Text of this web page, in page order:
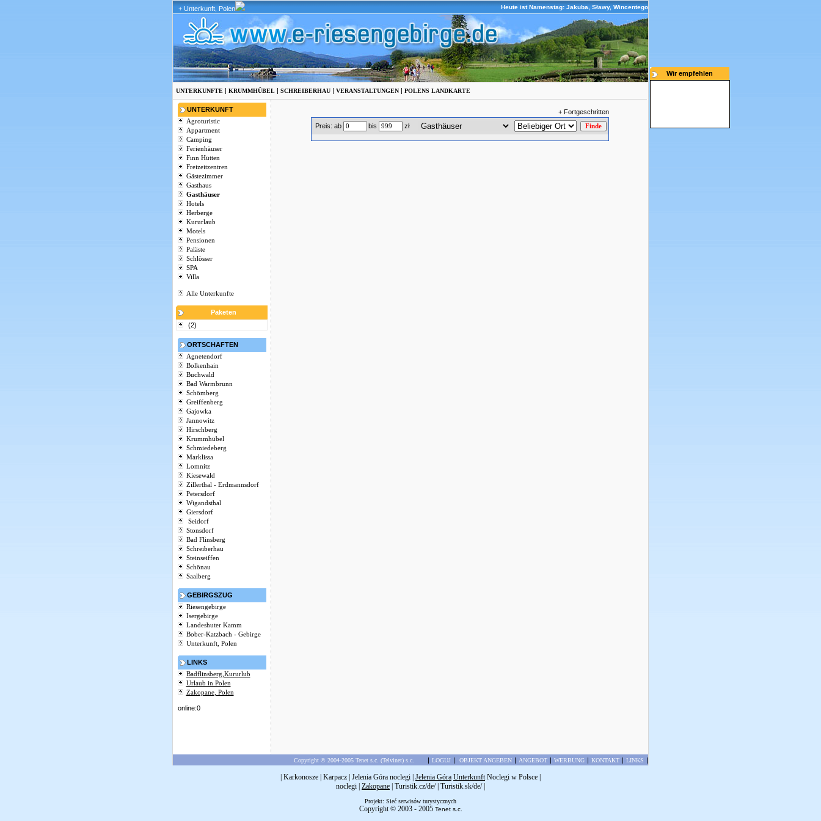
+ Unterkunft, Polen Heute ist Namenstag: Jakuba, Sławy, Wincentego
UNTERKUNFTE | KRUMMHÜBEL | SCHREIBERHAU | VERANSTALTUNGEN | POLENS LANDKARTE
UNTERKUNFT
Agroturistic
Appartment
Camping
Ferienhäuser
Finn Hütten
Freizeitzentren
Gästezimmer
Gasthaus
Gasthäuser
Hotels
Herberge
Kururlaub
Motels
Pensionen
Paläste
Schlösser
SPA
Villa
Alle Unterkunfte
Paketen
(2)
ORTSCHAFTEN
Agnetendorf
Bolkenhain
Buchwald
Bad Warmbrunn
Schömberg
Greiffenberg
Gajowka
Jannowitz
Hirschberg
Krummhübel
Schmiedeberg
Marklissa
Lomnitz
Kiesewald
Zillerthal - Erdmannsdorf
Petersdorf
Wigandsthal
Giersdorf
Seidorf
Stonsdorf
Bad Flinsberg
Schreiberhau
Steinseiffen
Schönau
Saalberg
GEBIRGSZUG
Riesengebirge
Isergebirge
Landeshuter Kamm
Bober-Katzbach - Gebirge
Unterkunft, Polen
LINKS
Badflinsberg,Kururlub
Urlaub in Polen
Zakopane, Polen
online:0
+ Fortgeschritten
Preis: ab
bis zł
Wir empfehlen
Copyright © 2004-2005 Tenet s.c. (Telvinet) s.c. | LOGUJ | OBJEKT ANGEBEN | ANGEBOT | WERBUNG | KONTAKT | LINKS |
Karkonosze Karpacz Jelenia Góra noclegi Jelenia Góra Unterkunft Noclegi w Polsce
noclegi Zakopane Turistik.cz/de/| Turistik.sk/de/|
Projekt: Sieć serwisów turystycznych
Copyright © 2003 - 2005 Tenet s.c.